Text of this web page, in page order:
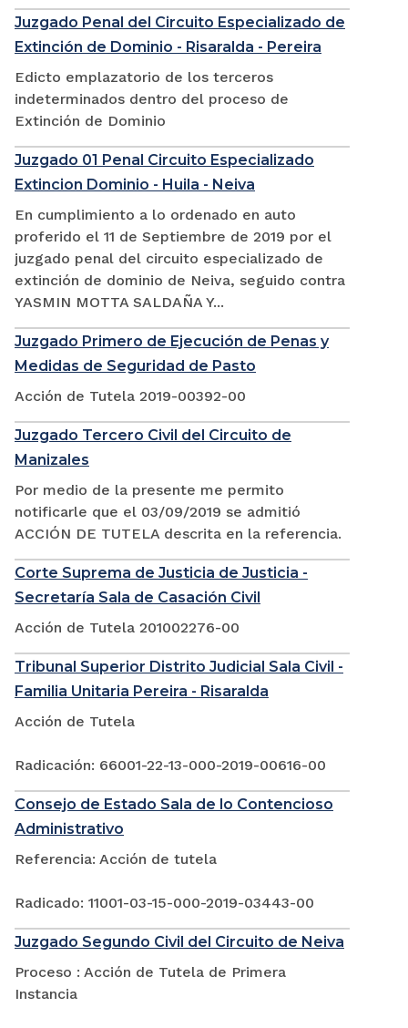
Juzgado Penal del Circuito Especializado de
Extinción de Dominio - Risaralda - Pereira
Edicto emplazatorio de los terceros
indeterminados dentro del proceso de
Extinción de Dominio
Juzgado 01 Penal Circuito Especializado
Extincion Dominio - Huila - Neiva
En cumplimiento a lo ordenado en auto
proferido el 11 de Septiembre de 2019 por el
juzgado penal del circuito especializado de
extinción de dominio de Neiva, seguido contra
YASMIN MOTTA SALDAÑA Y...
Juzgado Primero de Ejecución de Penas y
Medidas de Seguridad de Pasto
Acción de Tutela 2019-00392-00
Juzgado Tercero Civil del Circuito de
Manizales
Por medio de la presente me permito
notificarle que el 03/09/2019 se admitió
ACCIÓN DE TUTELA descrita en la referencia.
Corte Suprema de Justicia de Justicia -
Secretaría Sala de Casación Civil
Acción de Tutela 201002276-00
Tribunal Superior Distrito Judicial Sala Civil -
Familia Unitaria Pereira - Risaralda
Acción de Tutela
Radicación: 66001-22-13-000-2019-00616-00
Consejo de Estado Sala de lo Contencioso
Administrativo
Referencia: Acción de tutela
Radicado: 11001-03-15-000-2019-03443-00
Juzgado Segundo Civil del Circuito de Neiva
Proceso : Acción de Tutela de Primera
Instancia